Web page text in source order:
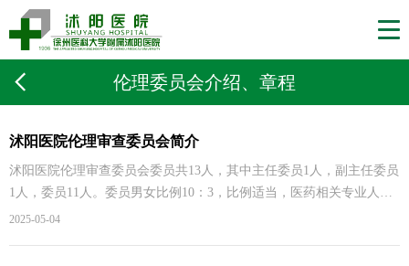
伦理委员会介绍、章程
沭阳医院伦理审查委员会简介
沭阳医院伦理审查委员会委员共13人，其中主任委员1人，副主任委员
1人，委员11人。委员男女比例10：3，比例适当，医药相关专业人员1
人，法律专家1人，社会学专业1人，符合伦理审查委员会设置要求。
2025-05-04